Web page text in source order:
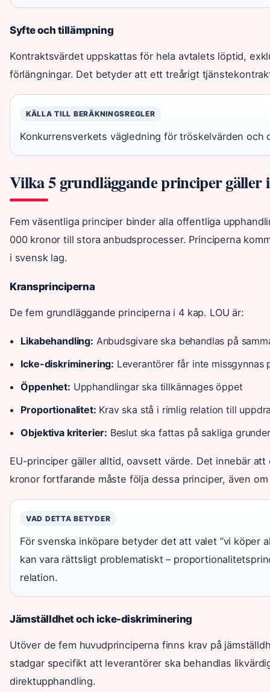
Syfte och tillämpning
Kontraktsvärdet uppskattas för hela avtalets löptid,
förlängningar. Det betyder att ett treårigt
KÄLLA TILL BERÄKNINGSREGLER
Konkurrensverkets vägledning för tröskelvärden och
Vilka 5 grundläggande principer gäller
Fem väsentliga principer binder alla offentliga
000 kronor till stora anbudsprocesser. Principerna
i svensk lag.
Kransprinciperna
De fem grundläggande principerna i 4 kap. LOU är:
Likabehandling: Anbudsgivare ska behandlas på
Icke-diskriminering: Leverantörer får inte missgynnas
Öppenhet: Upphandlingar ska tillkännages öppet
Proportionalitet: Krav ska stå i rimlig relation till
Objektiva kriterier: Beslut ska fattas på sakliga grunder
EU-principer gäller alltid, oavsett värde. Det innebär
kronor fortfarande måste följa dessa principer, även
VAD DETTA BETYDER
För svenska inköpare betyder det att valet ”vi köper
kan vara rättsligt problematiskt –
relation.
Jämställdhet och icke-diskriminering
Utöver de fem huvudprinciperna finns krav på
stadgar specifikt att leverantörer ska behandlas
direktupphandling.